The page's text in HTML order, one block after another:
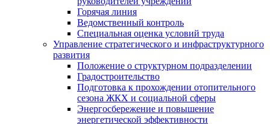
Горячая линия
Ведомственный контроль
Специальная оценка условий труда
Управление стратегического и инфраструктурного
развития
Положение о структурном подразделении
Градостроительство
Подготовка к прохождении отопительного
сезона ЖКХ и социальной сферы
Энергосбережение и повышение
энергетической эффективности